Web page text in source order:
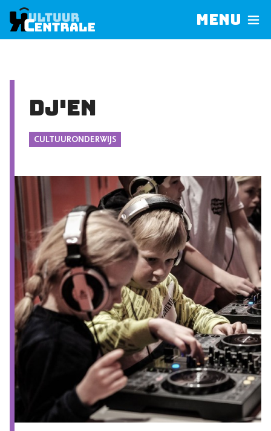
Menu
DJ'en
CULTUURONDERWIJS